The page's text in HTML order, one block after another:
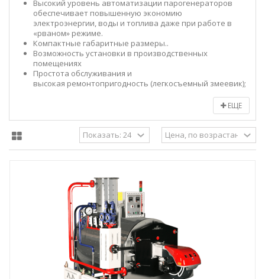
Высокий уровень автоматизации парогенераторов
обеспечивает повышенную экономию
электроэнергии, воды и топлива даже при работе в
«рваном» режиме.
Компактные габаритные размеры..
Возможность установки в производственных
помещениях
Простота обслуживания и
высокая ремонтопригодность (легкосъемный змеевик);
ЕЩЕ